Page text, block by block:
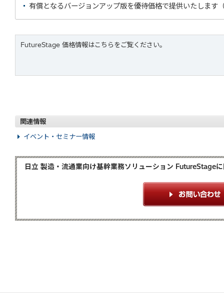
有償となるバージョンアップ版を優待価格で提供いたします
FutureStage 価格情報はこちらをご覧ください。
関連情報
イベント・セミナー情報
日立 製造・流通業向け基幹業務ソリューション FutureStage